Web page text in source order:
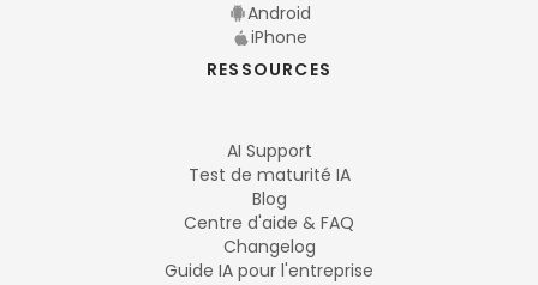
Android
iPhone
RESSOURCES
AI Support
Test de maturité IA
Blog
Centre d'aide & FAQ
Changelog
Guide IA pour l'entreprise